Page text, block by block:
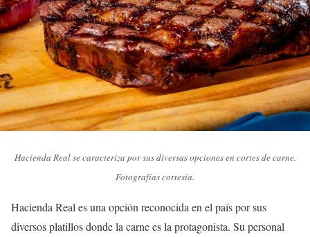
Hacienda Real se caracteriza por sus diversas opciones en cortes de carne.
Fotografías cortesía.
Hacienda Real es una opción reconocida en el país por sus
diversos platillos donde la carne es la protagonista. Su personal